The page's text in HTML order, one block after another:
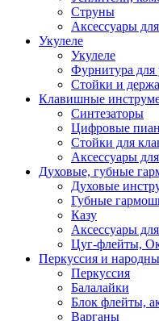
Струны
Аксессуары
Укулеле
Укулеле
Фурнитура для
Стойки и
Клавишные
Синтезаторы
Цифровые
Стойки для
Аксессуары
Духовые, губные
Духовые
Губные
Казу
Аксессуары
Цуг-флейты,
Перкуссия и
Перкуссия
Балалайки
Блок флейты,
Варганы